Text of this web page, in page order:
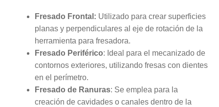
Fresado Frontal: Utilizado para crear superficies
planas y perpendiculares al eje de rotación de la
herramienta para fresadora.
Fresado Periférico: Ideal para el mecanizado de
contornos exteriores, utilizando fresas con dientes
en el perímetro.
Fresado de Ranuras: Se emplea para la
creación de cavidades o canales dentro de la